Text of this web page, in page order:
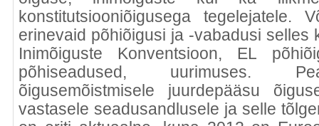
konstitutsiooniõigusega tegelejatele.
erinevaid põhiõigusi ja -vabadusi selles
Inimõiguste Konventsioon, EL
põhiseadused, uurimuses.
õigusemõistmisele juurdepääsu
vastasele seadusandlusele ja selle